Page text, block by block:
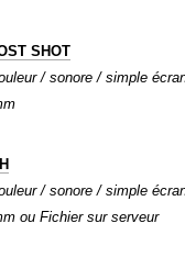
SHOT
/ sonore / simple
/ sonore / simple
ou Fichier sur serveur